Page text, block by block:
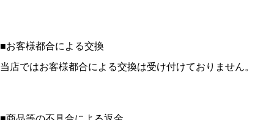
■お客様都合による交換
当店ではお客様都合による交換は受け付けておりません。